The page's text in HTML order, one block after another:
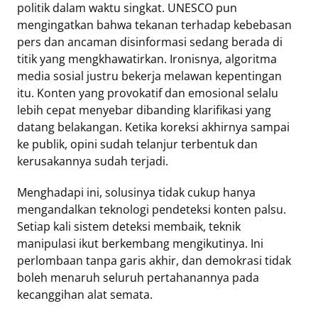
politik dalam waktu singkat. UNESCO pun
mengingatkan bahwa tekanan terhadap kebebasan
pers dan ancaman disinformasi sedang berada di
titik yang mengkhawatirkan. Ironisnya, algoritma
media sosial justru bekerja melawan kepentingan
itu. Konten yang provokatif dan emosional selalu
lebih cepat menyebar dibanding klarifikasi yang
datang belakangan. Ketika koreksi akhirnya sampai
ke publik, opini sudah telanjur terbentuk dan
kerusakannya sudah terjadi.
Menghadapi ini, solusinya tidak cukup hanya
mengandalkan teknologi pendeteksi konten palsu.
Setiap kali sistem deteksi membaik, teknik
manipulasi ikut berkembang mengikutinya. Ini
perlombaan tanpa garis akhir, dan demokrasi tidak
boleh menaruh seluruh pertahanannya pada
kecanggihan alat semata.